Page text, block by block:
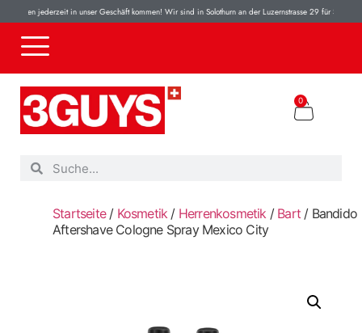
jederzeit in unser Geschäft kommen! Wir sind in Solothurn an der Luzernstrasse 29 für Sie da!
0
Startseite/ Kosmetik/ Herrenkosmetik/ Bart / Bandido
Aftershave Cologne Spray Mexico City